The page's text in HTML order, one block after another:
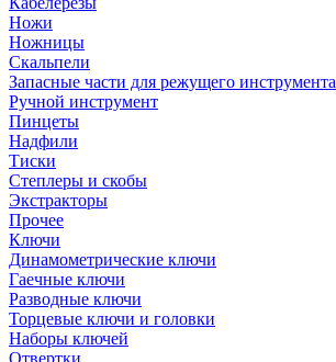
Ножи
Ножницы
Скальпели
Запасные части для режущего инструмента
Ручной инструмент
Пинцеты
Надфили
Тиски
Степлеры и скобы
Экстракторы
Прочее
Ключи
Динамометрические ключи
Гаечные ключи
Разводные ключи
Торцевые ключи и головки
Наборы ключей
Отвертки